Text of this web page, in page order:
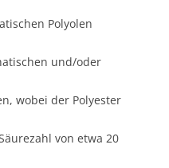
Polyolen
und/oder
wobei der Polyester
von etwa 20